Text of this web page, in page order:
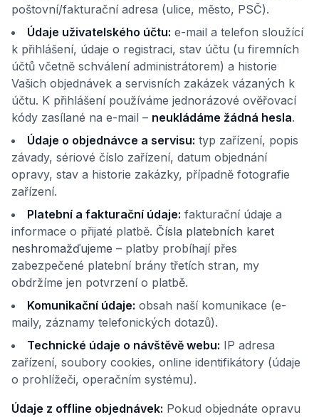
poštovní/fakturační adresa (ulice, město, PSČ).
Údaje uživatelského účtu: e-mail a telefon sloužící
k přihlášení, údaje o registraci, stav účtu (u firemních
účtů včetně schválení administrátorem) a historie
Vašich objednávek a servisních zakázek vázaných k
účtu. K přihlášení používáme jednorázové ověřovací
kódy zasílané na e-mail – neukládáme žádná hesla.
Údaje o objednávce a servisu: typ zařízení, popis
závady, sériové číslo zařízení, datum objednání
opravy, stav a historie zakázky, případně fotografie
zařízení.
Platební a fakturační údaje: fakturační údaje a
informace o přijaté platbě. Čísla platebních karet
neshromažďujeme – platby probíhají přes
zabezpečené platební brány třetích stran, my
obdržíme jen potvrzení o platbě.
Komunikační údaje: obsah naší komunikace (e-
maily, záznamy telefonických dotazů).
Technické údaje o návštěvě webu: IP adresa
zařízení, soubory cookies, online identifikátory (údaje
o prohlížeči, operačním systému).
Údaje z offline objednávek: Pokud objednáte opravu